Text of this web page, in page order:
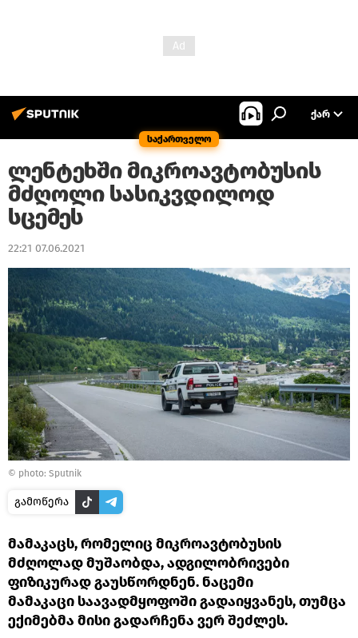
საქართველო
ᲥᲐᲠ
ლენტეხში მიკროავტობუსის
მძღოლი სასიკვდილოდ
სცემეს
22:21 07.06.2021
© photo: Sputnik
გამოწერა
მამაკაცს, რომელიც მიკროავტობუსის
მძღოლად მუშაობდა, ადგილობრივები
ფიზიკურად გაუსწორდნენ. ნაცემი
მამაკაცი საავადმყოფოში გადაიყვანეს, თუმცა
ექიმებმა მისი გადარჩენა ვერ შეძლეს.